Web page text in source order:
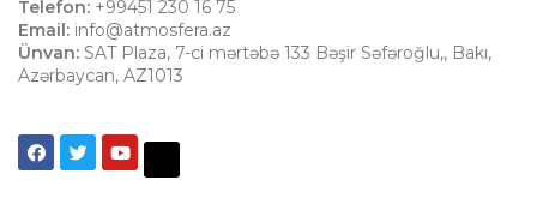
Telefon: +99451 230 16 75
Email: info@atmosfera.az
Ünvan: SAT Plaza, 7-ci mərtəbə 133 Bəşir Səfəroğlu,, Bakı,
Azərbaycan, AZ1013